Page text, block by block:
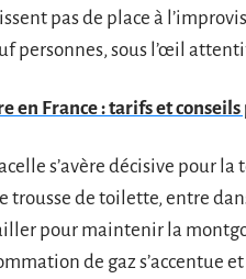
pas de place à
personnes, sous l’œil
en France : tarifs et conseils
s’avère décisive pour la
trousse de toilette, entre
pour maintenir la
de gaz s’accentue